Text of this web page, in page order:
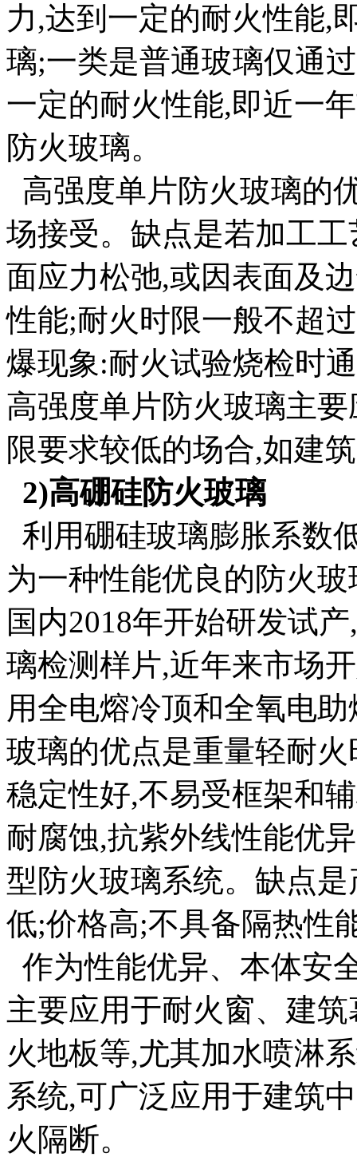
力,达到一定的耐火性能,
璃;一类是普通玻璃仅通
一定的耐火性能,即近一
防火玻璃。
高强度单片防火玻璃的
场接受。缺点是若加工
面应力松弛,或因表面及
性能;耐火时限一般不超
爆现象:耐火试验烧检时
高强度单片防火玻璃主
限要求较低的场合,如建
2)高硼硅防火玻璃
利用硼硅玻璃膨胀系数
为一种性能优良的防火
国内2018年开始研发试
璃检测样片,近年来市场
用全电熔冷顶和全氧电
玻璃的优点是重量轻耐
稳定性好,不易受框架和
耐腐蚀,抗紫外线性能优
型防火玻璃系统。缺点
低;价格高;不具备隔热性
作为性能优异、本体安
主要应用于耐火窗、建
火地板等,尤其加水喷淋
系统,可广泛应用于建筑
火隔断。